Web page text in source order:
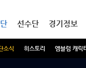
소식 히스토리 엠블럼 캐릭
선수단 경기정보